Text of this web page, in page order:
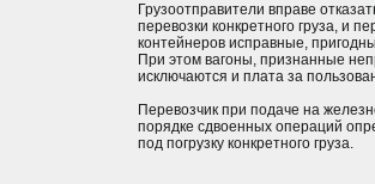
Грузоотправители вправе
перевозки конкретного груза, и
контейнеров исправные,
При этом вагоны, признанные
исключаются и плата за
Перевозчик при подаче на
порядке сдвоенных операций
под погрузку конкретного груза.